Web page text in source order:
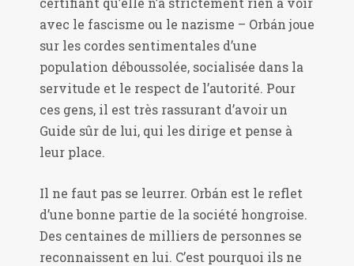
avec le fascisme ou le nazisme – Orbán joue
sur les cordes sentimentales d’une
population déboussolée, socialisée dans la
servitude et le respect de l’autorité. Pour
ces gens, il est très rassurant d’avoir un
Guide sûr de lui, qui les dirige et pense à
leur place.
Il ne faut pas se leurrer. Orbán est le reflet
d’une bonne partie de la société hongroise.
Des centaines de milliers de personnes se
reconnaissent en lui. C’est pourquoi ils ne